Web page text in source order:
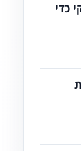
כדי